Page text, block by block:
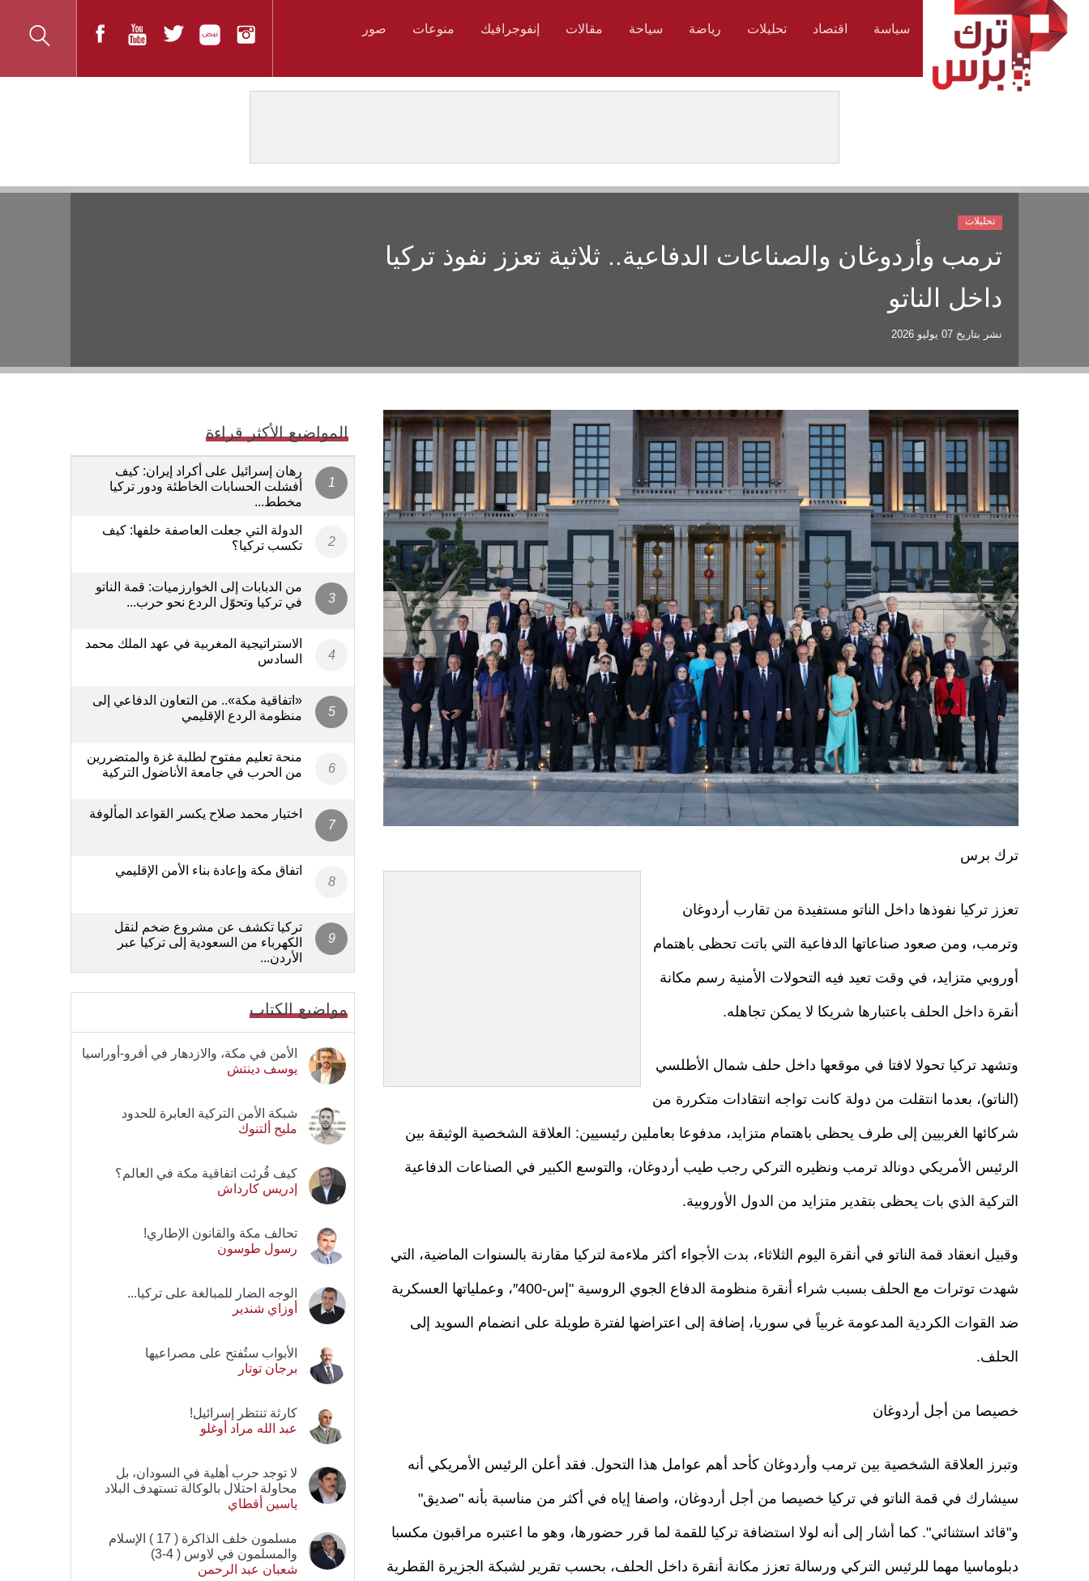
سياسة اقتصاد تحليلات رياضة سياحة مقالات إنفوجرافيك منوعات صور
ترمب وأردوغان والصناعات الدفاعية.. ثلاثية تعزز نفوذ تركيا
داخل الناتو
نشر بتاريخ 07 يوليو 2026
تحليلات
ترك برس
تعزز تركيا نفوذها داخل الناتو مستفيدة من تقارب أردوغان
وترمب، ومن صعود صناعاتها الدفاعية التي باتت تحظى باهتمام
أوروبي متزايد، في وقت تعيد فيه التحولات الأمنية رسم مكانة
أنقرة داخل الحلف باعتبارها شريكا لا يمكن تجاهله.
وتشهد تركيا تحولا لافتا في موقعها داخل حلف شمال الأطلسي
(الناتو)، بعدما انتقلت من دولة كانت تواجه انتقادات متكررة من
شركائها الغربيين إلى طرف يحظى باهتمام متزايد، مدفوعا بعاملين رئيسيين: العلاقة الشخصية الوثيقة بين
الرئيس الأمريكي دونالد ترمب ونظيره التركي رجب طيب أردوغان، والتوسع الكبير في الصناعات الدفاعية
التركية الذي بات يحظى بتقدير متزايد من الدول الأوروبية.
وقبيل انعقاد قمة الناتو في أنقرة اليوم الثلاثاء، بدت الأجواء أكثر ملاءمة لتركيا مقارنة بالسنوات الماضية، التي
شهدت توترات مع الحلف بسبب شراء أنقرة منظومة الدفاع الجوي الروسية "إس-400″، وعملياتها العسكرية
ضد القوات الكردية المدعومة غربياً في سوريا، إضافة إلى اعتراضها لفترة طويلة على انضمام السويد إلى
الحلف.
خصيصا من أجل أردوغان
وتبرز العلاقة الشخصية بين ترمب وأردوغان كأحد أهم عوامل هذا التحول. فقد أعلن الرئيس الأمريكي أنه
سيشارك في قمة الناتو في تركيا خصيصا من أجل أردوغان، واصفا إياه في أكثر من مناسبة بأنه "صديق"
و"قائد استثنائي". كما أشار إلى أنه لولا استضافة تركيا للقمة لما قرر حضورها، وهو ما اعتبره مراقبون مكسبا
دبلوماسيا مهما للرئيس التركي ورسالة تعزز مكانة أنقرة داخل الحلف، بحسب تقرير لشبكة الجزيرة القطرية
المواضيع الأكثر قراءة
رهان إسرائيل على أكراد إيران: كيف
أفشلت الحسابات الخاطئة ودور تركيا
مخطط...
الدولة التي جعلت العاصفة خلفها: كيف
تكسب تركيا؟
من الدبابات إلى الخوارزميات: قمة الناتو
في تركيا وتحوّل الردع نحو حرب...
الاستراتيجية المغربية في عهد الملك محمد
السادس
«اتفاقية مكة».. من التعاون الدفاعي إلى
منظومة الردع الإقليمي
منحة تعليم مفتوح لطلبة غزة والمتضررين
من الحرب في جامعة الأناضول التركية
اختيار محمد صلاح يكسر القواعد المألوفة
اتفاق مكة وإعادة بناء الأمن الإقليمي
تركيا تكشف عن مشروع ضخم لنقل
الكهرباء من السعودية إلى تركيا عبر
الأردن...
مواضيع الكتاب
الأمن في مكة، والازدهار في أفرو-أوراسيا
يوسف دينتش
شبكة الأمن التركية العابرة للحدود
مليح ألتنوك
كيف قُرئت اتفاقية مكة في العالم؟
إدريس كارداش
تحالف مكة والقانون الإطاري!
رسول طوسون
الوجه الضار للمبالغة على تركيا...
أوزاي شندير
الأبواب ستُفتح على مصراعيها
برجان توتار
كارثة تنتظر إسرائيل!
عبد الله مراد أوغلو
لا توجد حرب أهلية في السودان، بل
محاولة احتلال بالوكالة تستهدف البلاد
ياسين أقطاي
مسلمون خلف الذاكرة ( 17 ) الإسلام
والمسلمون في لاوس ( 4-3)
شعبان عبد الرحمن